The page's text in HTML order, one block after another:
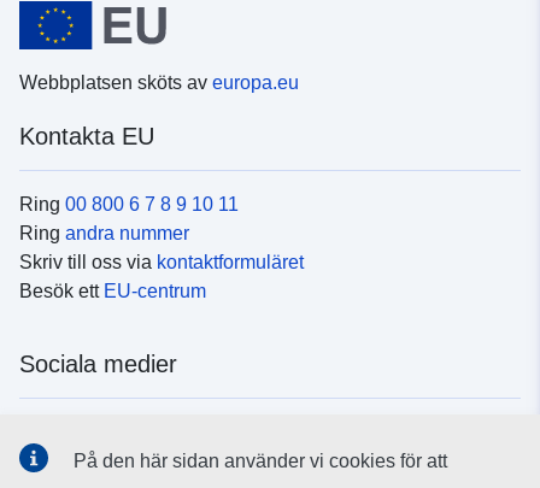
Webbplatsen sköts av europa.eu
Kontakta EU
Ring 00 800 6 7 8 9 10 11
Ring andra nummer
Skriv till oss via kontaktformuläret
Besök ett EU-centrum
Sociala medier
På den här sidan använder vi cookies för att